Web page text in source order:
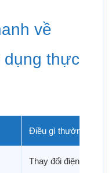
về
dụng thực
Điều gì thường xảy ra
Thay đổi điện trở cục